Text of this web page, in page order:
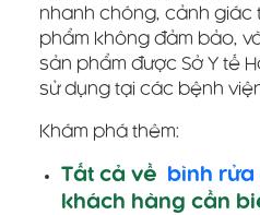
nhanh chóng, cảnh giác
phẩm không đảm bảo,
sản phẩm được Sở Y tế
sử dụng tại các bệnh
Khám phá thêm:
Tất cả về bình rửa
khách hàng cần